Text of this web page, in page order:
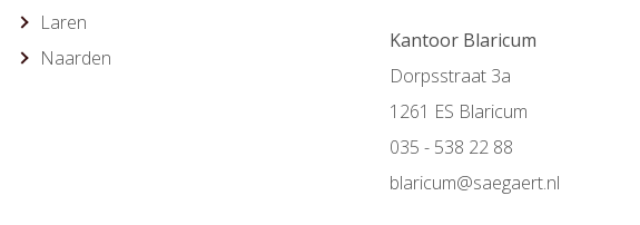
Laren
Naarden
Kantoor Blaricum
Dorpsstraat 3a
1261 ES Blaricum
035 - 538 22 88
blaricum@saegaert.nl